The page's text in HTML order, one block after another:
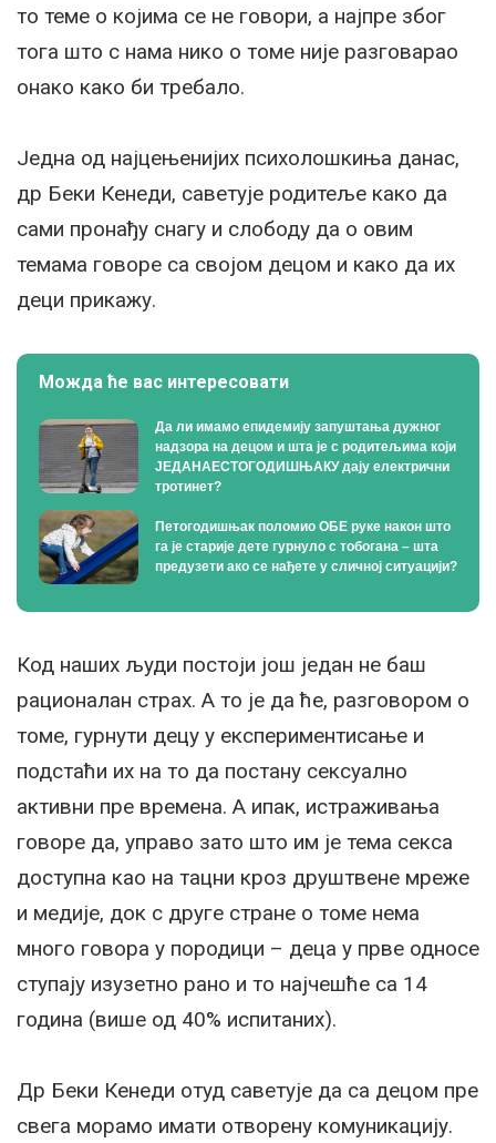
то теме о којима се не говори, а најпре због
тога што с нама нико о томе није разговарао
онако како би требало.
Једна од најцењенијих психолошкиња данас,
др Беки Кенеди, саветује родитеље како да
сами пронађу снагу и слободу да о овим
темама говоре са својом децом и како да их
деци прикажу.
Можда ће вас интересовати
Да ли имамо епидемију запуштања дужног
надзора на децом и шта је с родитељима који
ЈЕДАНАЕСТОГОДИШЊАКУ дају електрични
тротинет?
Петогодишњак поломио ОБЕ руке након што
га је старије дете гурнуло с тобогана – шта
предузети ако се нађете у сличној ситуацији?
Код наших људи постоји још један не баш
рационалан страх. А то је да ће, разговором о
томе, гурнути децу у експериментисање и
подстаћи их на то да постану сексуално
активни пре времена. А ипак, истраживања
говоре да, управо зато што им је тема секса
доступна као на тацни кроз друштвене мреже
и медије, док с друге стране о томе нема
много говора у породици – деца у прве односе
ступају изузетно рано и то најчешће са 14
година (више од 40% испитаних).
Др Беки Кенеди отуд саветује да са децом пре
свега морамо имати отворену комуникацију.